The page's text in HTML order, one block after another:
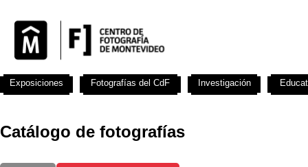
Catálogo de fotografías
Exposiciones Fotografías del CdF Investigación